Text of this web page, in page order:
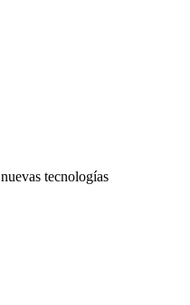
tecnologías